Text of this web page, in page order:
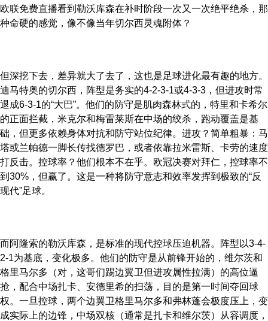
欧联免费直播看到勒沃库森在补时阶段一次又一次绝平绝杀，那
种命硬的感觉，像不像当年切尔西灵魂附体？
但深挖下去，差异就大了去了，这也是足球进化最有趣的地方。
迪马特奥的切尔西，阵型是务实的4-2-3-1或4-3-3，但进攻时常
退成6-3-1的“大巴”。他们的防守是肌肉森林式的，特里和卡希尔
的正面拦截，米克尔和梅雷莱斯在中场的绞杀，跑动覆盖是基
础，但更多依赖身体对抗和防守站位纪律。进攻？简单粗暴：马
塔或兰帕德一脚长传找德罗巴，或者依靠拉米雷斯、卡劳的速度
打反击。控球率？他们根本不在乎。欧冠决赛对拜仁，控球率不
到30%，但赢了。这是一种将防守意志和效率发挥到极致的“反
现代”足球。
而阿隆索的勒沃库森，是标准的现代控球压迫机器。阵型以3-4-
2-1为基底，变化极多。他们的防守是从前锋开始的，维尔茨和
格里马尔多（对，这哥们踢边翼卫但进攻属性拉满）的高位逼
抢，配合中场扎卡、安德里希的扫荡，目的是第一时间夺回球
权。一旦控球，两个边翼卫格里马尔多和弗林蓬会极度压上，变
成实际上的边锋，中场双核（通常是扎卡和维尔茨）从容调度，